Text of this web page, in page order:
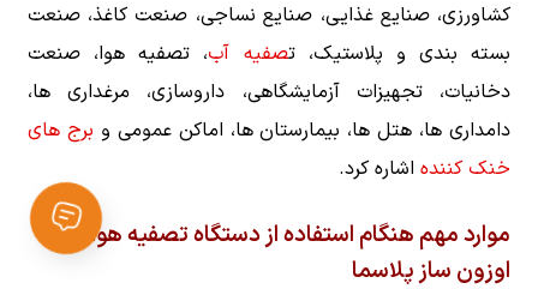
کشاورزی، صنایع غذایی، صنایع نساجی، صنعت کاغذ، صنعت
بسته بندی و پلاستیک، تصفیه آب، تصفیه هوا، صنعت
دخانیات، تجهیزات آزمایشگاهی، داروسازی، مرغداری ها،
دامداری ها، هتل ها، بیمارستان ها، اماکن عمومی و برج های
خنک کنندهاشاره کرد.
موارد مهم هنگام استفاده از دستگاه تصفیه هوا با
اوزون ساز پلاسما